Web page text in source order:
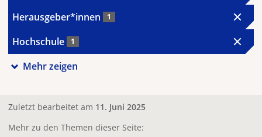
Herausgeber*innen 1
Hochschule 1
Mehr zeigen
Zuletzt bearbeitet am 11. Juni 2025
Mehr zu den Themen dieser Seite: